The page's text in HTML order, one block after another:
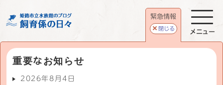
緊急情報
閉じる
重要なお知らせ
2026年8月4日
メニュー